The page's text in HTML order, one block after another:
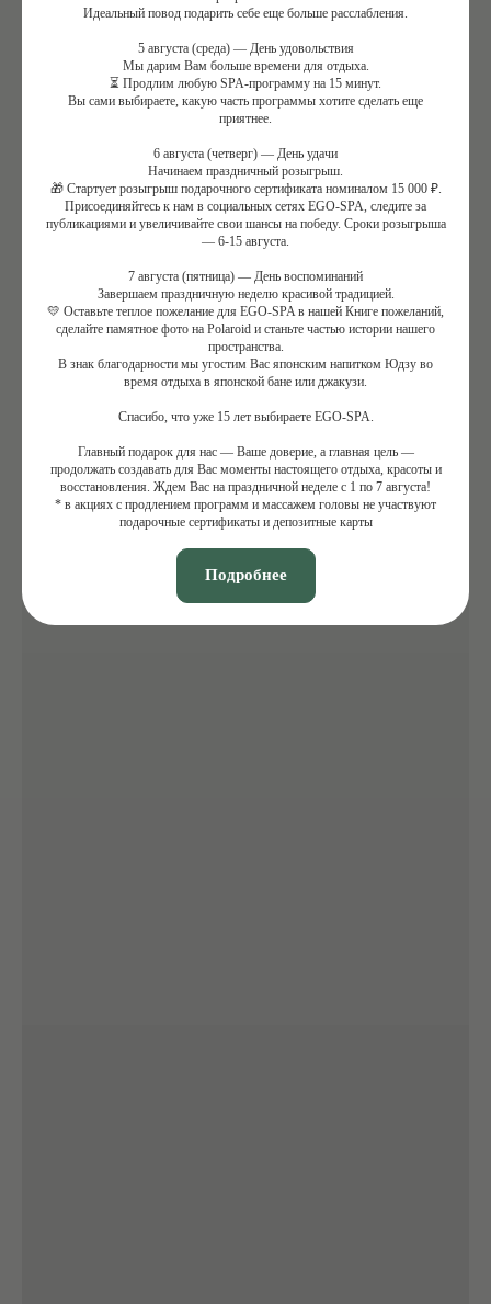
Идеальный повод подарить себе еще больше расслабления.
5 августа (среда) — День удовольствия
Мы дарим Вам больше времени для отдыха.
⏳ Продлим любую SPA-программу на 15 минут.
Вы сами выбираете, какую часть программы хотите сделать еще
приятнее.
6 августа (четверг) — День удачи
Начинаем праздничный розыгрыш.
🎁 Стартует розыгрыш подарочного сертификата номиналом 15 000 ₽.
Присоединяйтесь к нам в социальных сетях EGO-SPA, следите за
публикациями и увеличивайте свои шансы на победу. Сроки розыгрыша
— 6-15 августа.
7 августа (пятница) — День воспоминаний
Завершаем праздничную неделю красивой традицией.
💛 Оставьте теплое пожелание для EGO-SPA в нашей Книге пожеланий,
сделайте памятное фото на Polaroid и станьте частью истории нашего
пространства.
В знак благодарности мы угостим Вас японским напитком Юдзу во
время отдыха в японской бане или джакузи.
Спасибо, что уже 15 лет выбираете EGO-SPA.
Главный подарок для нас — Ваше доверие, а главная цель —
продолжать создавать для Вас моменты настоящего отдыха, красоты и
восстановления. Ждем Вас на праздничной неделе с 1 по 7 августа!
* в акциях с продлением программ и массажем головы не участвуют
подарочные сертификаты и депозитные карты
Подробнее